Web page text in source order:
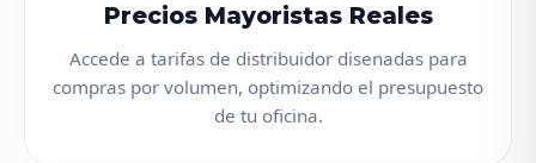
Precios Mayoristas Reales
Accede a tarifas de distribuidor disenadas para
compras por volumen, optimizando el presupuesto
de tu oficina.